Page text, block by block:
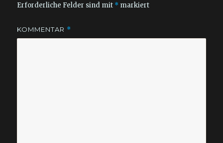
Erforderliche Felder sind mit * markiert
KOMMENTAR *